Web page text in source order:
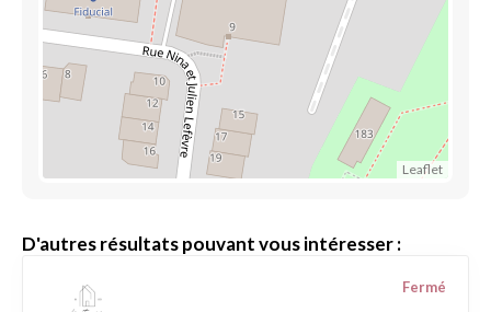
Leaflet
D'autres résultats pouvant vous intéresser :
Fermé